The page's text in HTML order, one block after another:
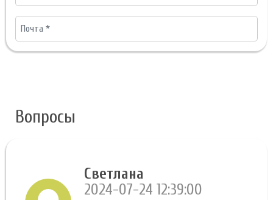
Вопросы
Светлана
2024-07-24 12:39:00